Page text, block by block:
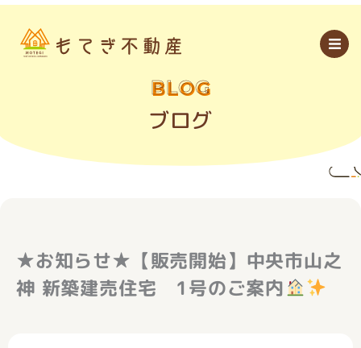
内
BLOG
ブログ
★お知らせ★【販売開始】中央市山之
神 新築建売住宅 1号のご案内